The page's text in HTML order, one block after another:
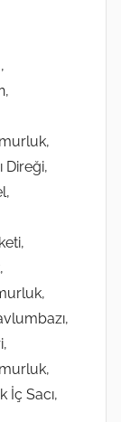
Direği,
İç Sacı,